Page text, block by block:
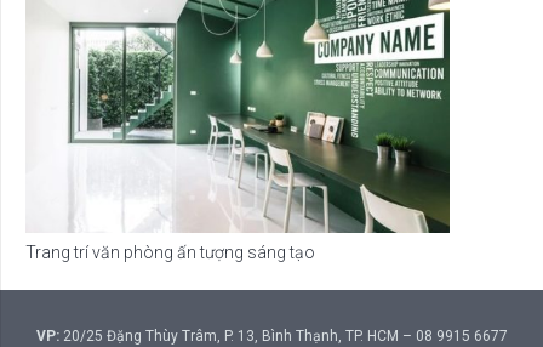
Trang trí văn phòng ấn tượng sáng tạo
VP:20/25 Đặng Thùy Trâm, P. 13, Bình Thạnh, TP. HCM – 08 9915 6677